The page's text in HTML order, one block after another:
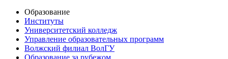
Образование
Институты
Университетский колледж
Управление образовательных программ
Волжский филиал ВолГУ